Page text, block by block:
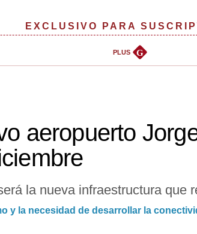
EXCLUSIVO PARA
PLUS G
aeropuerto
la nueva infraestructura que
y la necesidad de desarrollar la